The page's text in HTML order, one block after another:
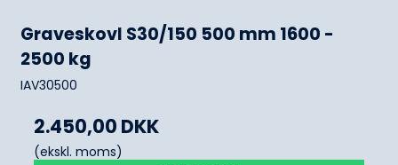
Graveskovl S30/150 500 mm 1600 -
2500 kg
IAV30500
2.450,00 DKK
(ekskl. moms)